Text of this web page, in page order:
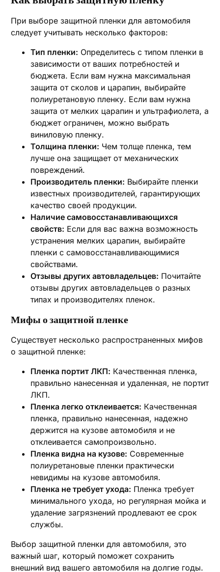
При выборе защитной пленки для автомобиля
следует учитывать несколько факторов:
Тип пленки: Определитесь с типом пленки в
зависимости от ваших потребностей и
бюджета. Если вам нужна максимальная
защита от сколов и царапин, выбирайте
полиуретановую пленку. Если вам нужна
защита от мелких царапин и ультрафиолета, а
бюджет ограничен, можно выбрать
виниловую пленку.
Толщина пленки: Чем толще пленка, тем
лучше она защищает от механических
повреждений.
Производитель пленки: Выбирайте пленки
известных производителей, гарантирующих
качество своей продукции.
Наличие самовосстанавливающихся
свойств: Если для вас важна возможность
устранения мелких царапин, выбирайте
пленки с самовосстанавливающимися
свойствами.
Отзывы других автовладельцев: Почитайте
отзывы других автовладельцев о разных
типах и производителях пленок.
Мифы о защитной пленке
Существует несколько распространенных мифов
о защитной пленке:
Пленка портит ЛКП: Качественная пленка,
правильно нанесенная и удаленная, не портит
ЛКП.
Пленка легко отклеивается: Качественная
пленка, правильно нанесенная, надежно
держится на кузове автомобиля и не
отклеивается самопроизвольно.
Пленка видна на кузове: Современные
полиуретановые пленки практически
невидимы на кузове автомобиля.
Пленка не требует ухода: Пленка требует
минимального ухода, но регулярная мойка и
удаление загрязнений продлевают ее срок
службы.
Выбор защитной пленки для автомобиля, это
важный шаг, который поможет сохранить
внешний вид вашего автомобиля на долгие годы.